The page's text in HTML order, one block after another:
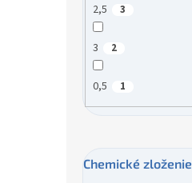
2,5 3
3 2
0,5 1
Chemické zloženie